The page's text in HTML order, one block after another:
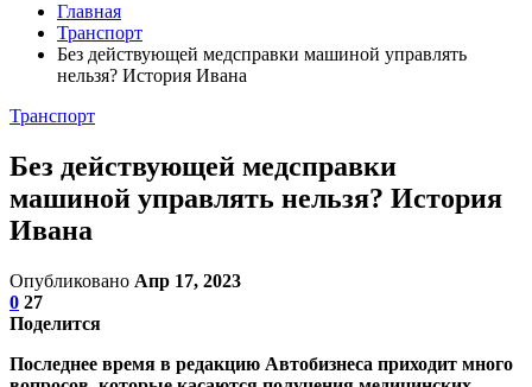
Главная
Транспорт
Без действующей медсправки машиной управлять
нельзя? История Ивана
Транспорт
Без действующей медсправки
машиной управлять нельзя? История
Ивана
Опубликовано Апр 17, 2023
0 27
Поделится
Последнее время в редакцию Автобизнеса приходит много